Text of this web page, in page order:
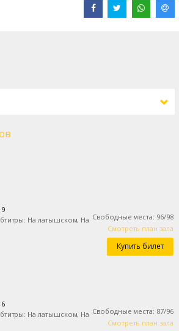
Theatrical Distribution
На латышском, На Свободные места: 96/98
Смотреть план зала
Купить билет
На латышском, На Свободные места: 87/96
Смотреть план зала